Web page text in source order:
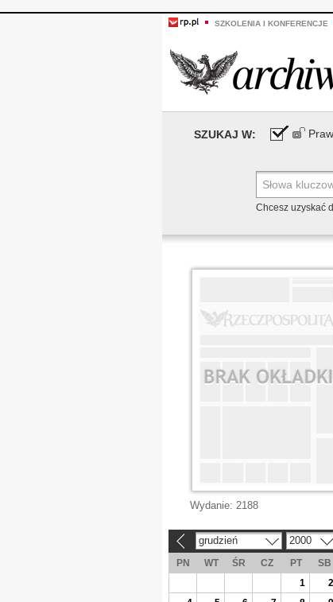
SZKOLENIA I KONFERENCJE
SZUKAJ W:
Chcesz uzyskać
Wydanie: 2188
grudzień 2000
PN WT ŚR CZ PT SB
1
2